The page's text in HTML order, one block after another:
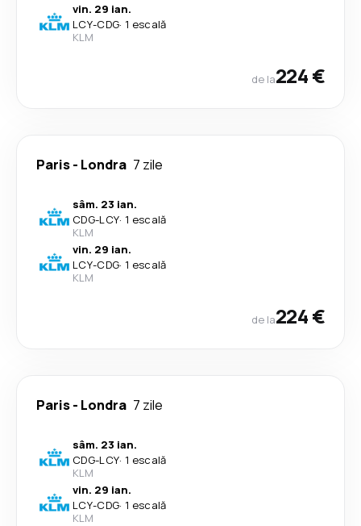
vin. 29 ian.
LCY-CDG· 1 escală
KLM
de la224 €
Paris- Londra 7 zile
sâm. 23 ian.
CDG-LCY· 1 escală
KLM
vin. 29 ian.
LCY-CDG· 1 escală
KLM
de la224 €
Paris- Londra 7 zile
sâm. 23 ian.
CDG-LCY· 1 escală
KLM
vin. 29 ian.
LCY-CDG· 1 escală
KLM